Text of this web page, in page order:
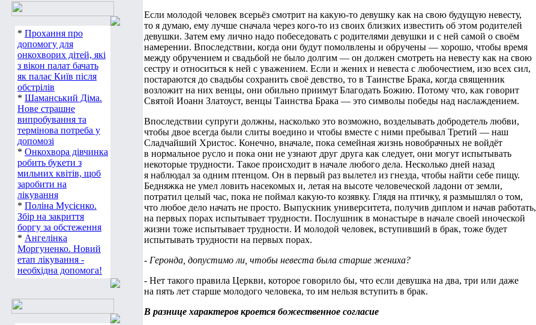
* Прохання про
допомогу для
онкохворих дітей, які
з вікон палат бачать
як палає Київ після
обстрілів
* Шаманський Діма.
Нове страшне
випробування та
термінова потреба у
допомозі
* Онкохвора дівчинка
робить букети з
мильних квітів, щоб
заробити на
лікування
* Поліна Мусієнко.
Збір на закриття
боргу за обстеження
* Ангелінка
Моргуненко. Новий
етап лікування -
необхідна допомога!
Если молодой человек всерьёз смотрит на какую-то девушку как на свою будущую невесту,
то я думаю, ему лучше сначала через кого-то из своих близких известить об этом родителей
девушки. Затем ему лично надо побеседовать с родителями девушки и с ней самой о своём
намерении. Впоследствии, когда они будут помолвлены и обручены — хорошо, чтобы время
между обручением и свадьбой не было долгим — он должен смотреть на невесту как на свою
сестру и относиться к ней с уважением. Если и жених и невеста с любочестием, изо всех сил,
постараются до свадьбы сохранить своё девство, то в Таинстве Брака, когда священник
возложит на них венцы, они обильно приимут Благодать Божию. Потому что, как говорит
Святой Иоанн Златоуст, венцы Таинства Брака — это символы победы над наслаждением.
Впоследствии супруги должны, насколько это возможно, возделывать добродетель любви,
чтобы двое всегда были слиты воедино и чтобы вместе с ними пребывал Третий — наш
Сладчайший Христос. Конечно, вначале, пока семейная жизнь новобрачных не войдёт
в нормальное русло и пока они не узнают друг друга как следует, они могут испытывать
некоторые трудности. Такое происходит в начале любого дела. Несколько дней назад
я наблюдал за одним птенцом. Он в первый раз вылетел из гнезда, чтобы найти себе пищу.
Бедняжка не умел ловить насекомых и, летая на высоте человеческой ладони от земли,
потратил целый час, пока не поймал какую-то козявку. Глядя на птичку, я размышлял о том,
что любое дело начать не просто. Выпускник университета, получив диплом и начав работать,
на первых порах испытывает трудности. Послушник в монастыре в начале своей иноческой
жизни тоже испытывает трудности. И молодой человек, вступивший в брак, тоже будет
испытывать трудности на первых порах.
- Геронда, допустимо ли, чтобы невеста была старше жениха?
- Нет такого правила Церкви, которое говорило бы, что если девушка на два, три или даже
на пять лет старше молодого человека, то им нельзя вступить в брак.
В разнице характеров кроется божественное согласие